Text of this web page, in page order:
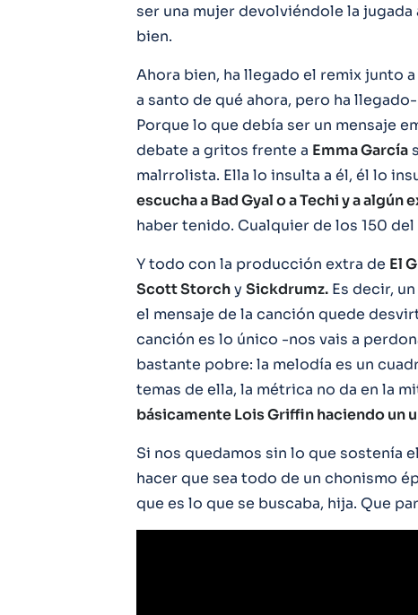
ser una mujer devolviéndole la
bien.
Ahora bien, ha llegado el remix junto a
a santo de qué ahora, pero ha
Porque lo que debía ser un mensaje
debate a gritos frente a Emma García
malrrolista. Ella lo insulta a él, él lo
escucha a Bad Gyal o a Techi y a
haber tenido. Cualquier de los 150
Y todo con la producción extra de El
Scott Storchy Sickdrumz. Es decir,
el mensaje de la canción quede
canción es lo único -nos vais a
bastante pobre: la melodía es un
temas de ella, la métrica no da en la
básicamente Lois Griffin haciendo un
Si nos quedamos sin lo que sostenía
hacer que sea todo de un chonismo
que es lo que se buscaba, hija. Que